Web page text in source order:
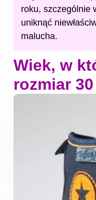
roku, szczególnie
uniknąć
malucha.
Wiek, w
rozmiar